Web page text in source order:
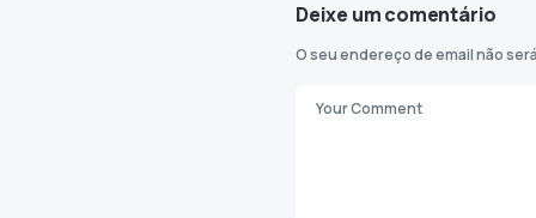
Deixe um comentário
O seu endereço de email não